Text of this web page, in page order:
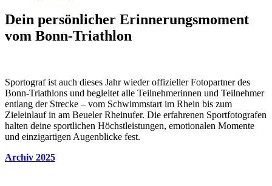
Dein persönlicher Erinnerungsmoment
vom Bonn-Triathlon
Sportograf ist auch dieses Jahr wieder offizieller Fotopartner des
Bonn-Triathlons und begleitet alle Teilnehmerinnen und Teilnehmer
entlang der Strecke – vom Schwimmstart im Rhein bis zum
Zieleinlauf in am Beueler Rheinufer. Die erfahrenen Sportfotografen
halten deine sportlichen Höchstleistungen, emotionalen Momente
und einzigartigen Augenblicke fest.
Archiv 2025